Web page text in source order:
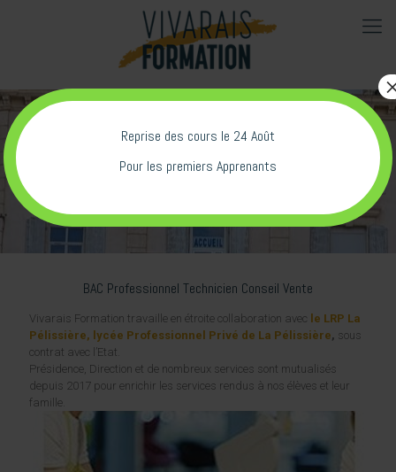
BAC Pro TCV
BAC Professionnel Technicien Conseil Vente
Vivarais Formation travaille en étroite collaboration avec
le LRP La
Pélissière, lycée Professionnel Privé de La Pélissière, sous
contrat avec l’Etat.
Présidence, Direction et de nombreux services sont mutualisés
depuis 2017 pour enrichir les services rendus à nos élèves et leur
famille.
Reprise des cours le 24 Août
Pour les premiers Apprenants